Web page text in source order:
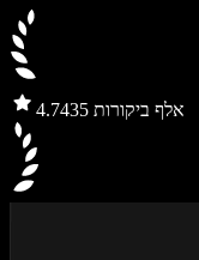
4.7 435 אלף ביקורות